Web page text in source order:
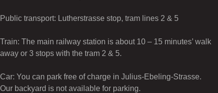
Public transport: Lutherstrasse stop, tram lines 2 & 5
Train: The main railway station is about 10 – 15 minutes’ walk
away or 3 stops with the tram 2 & 5.
Car: You can park free of charge in Julius-Ebeling-Strasse.
Our backyard is not available for parking.